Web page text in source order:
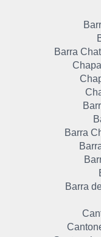
Barra
Barra
Barra